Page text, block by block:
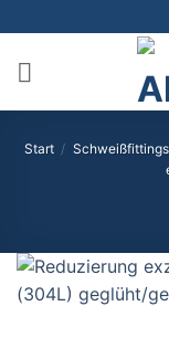
Inhalt
springen
Start / Schweißfittings